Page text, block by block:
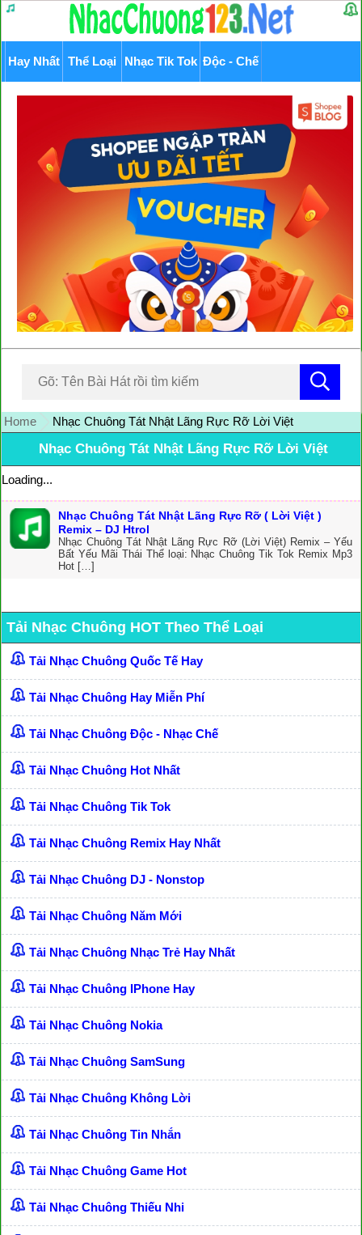
Hay Nhất Thể Loại Nhạc Tik Tok Độc - Chế
Home Nhạc Chuông Tát Nhật Lãng Rực Rỡ Lời Việt
Nhạc Chuông Tát Nhật Lãng Rực Rỡ Lời Việt
Loading...
Nhạc Chuông Tát Nhật Lãng Rực Rỡ ( Lời Việt )
Remix – DJ Htrol
Nhạc Chuông Tát Nhật Lãng Rực Rỡ (Lời Việt) Remix – Yếu
Bất Yếu Mãi Thái Thể loại: Nhạc Chuông Tik Tok Remix Mp3
Hot […]
Tải Nhạc Chuông HOT Theo Thể Loại
Tải Nhạc Chuông Quốc Tế Hay
Tải Nhạc Chuông Hay Miễn Phí
Tải Nhạc Chuông Độc - Nhạc Chế
Tải Nhạc Chuông Hot Nhất
Tải Nhạc Chuông Tik Tok
Tải Nhạc Chuông Remix Hay Nhất
Tải Nhạc Chuông DJ - Nonstop
Tải Nhạc Chuông Năm Mới
Tải Nhạc Chuông Nhạc Trẻ Hay Nhất
Tải Nhạc Chuông IPhone Hay
Tải Nhạc Chuông Nokia
Tải Nhạc Chuông SamSung
Tải Nhạc Chuông Không Lời
Tải Nhạc Chuông Tin Nhắn
Tải Nhạc Chuông Game Hot
Tải Nhạc Chuông Thiếu Nhi